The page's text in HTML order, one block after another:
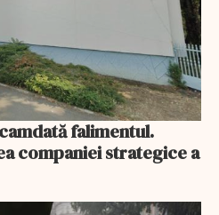
falimentul.
companiei strategice a